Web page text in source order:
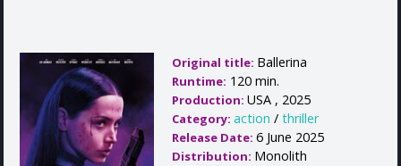
Original title: Ballerina
Runtime: 120 min.
Production: USA , 2025
Category: action / thriller
Release Date: 6 June 2025
Distribution: Monolith